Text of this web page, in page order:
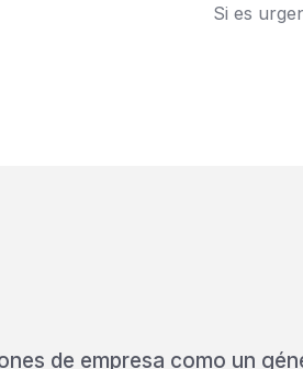
Si es
de empresa como un